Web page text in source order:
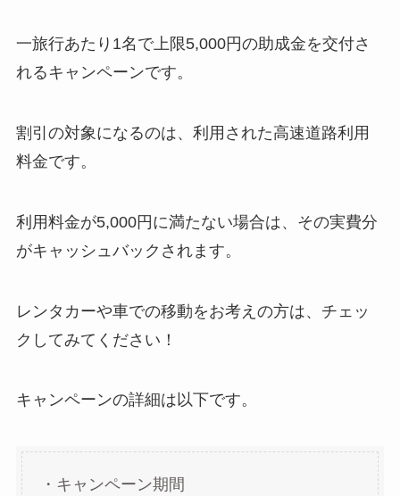
一旅行あたり1名で上限5,000円の助成金を交付さ
れるキャンペーンです。
割引の対象になるのは、利用された高速道路利用
料金です。
利用料金が5,000円に満たない場合は、その実費分
がキャッシュバックされます。
レンタカーや車での移動をお考えの方は、チェッ
クしてみてください！
キャンペーンの詳細は以下です。
・キャンペーン期間